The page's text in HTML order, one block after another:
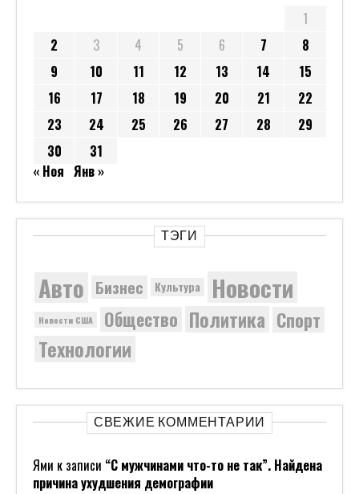
1
2
3 4 5 6 7
8
9
10 11 12 13 14
15
16
17 18 19 20 21
22
23
24 25 26 27 28
29
30
31
« Ноя Янв »
ТЭГИ
Авто Бизнес Культура Новости
Новости США Общество Политика Спорт
Технологии
СВЕЖИЕ КОММЕНТАРИИ
Ями к записи “С мужчинами что-то не так”. Найдена
причина ухудшения демографии